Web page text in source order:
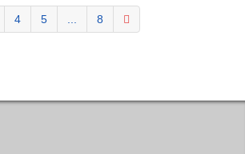
4 5 ... 8